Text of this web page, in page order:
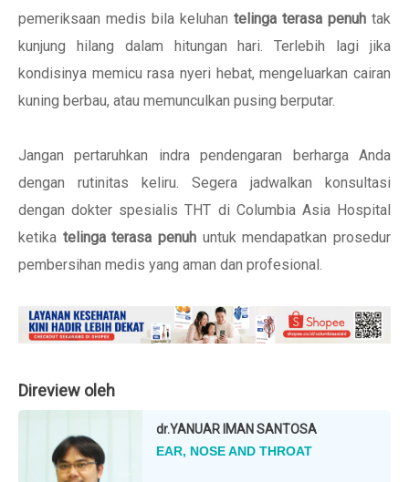
pemeriksaan medis bila keluhan telinga terasa penuh tak
kunjung hilang dalam hitungan hari. Terlebih lagi jika
kondisinya memicu rasa nyeri hebat, mengeluarkan cairan
kuning berbau, atau memunculkan pusing berputar.
Jangan pertaruhkan indra pendengaran berharga Anda
dengan rutinitas keliru. Segera jadwalkan konsultasi
dengan dokter spesialis THT di Columbia Asia Hospital
ketika telinga terasa penuh untuk mendapatkan prosedur
pembersihan medis yang aman dan profesional.
Direview oleh
dr.YANUAR IMAN SANTOSA
EAR, NOSE AND THROAT